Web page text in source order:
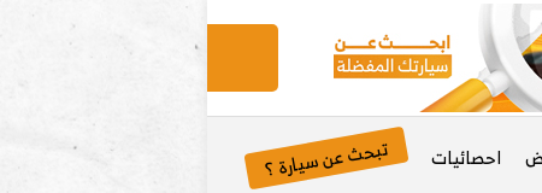
احصائيات تبحث عن سيارة ؟